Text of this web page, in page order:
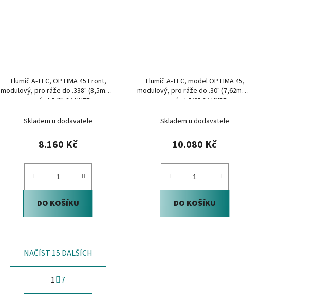
Tlumič A-TEC, OPTIMA 45 Front,
modulový, pro ráže do .338" (8,5mm),
na závit 5/8"-24 UNEF
Skladem u dodavatele
8.160 Kč
DO KOŠÍKU
Tlumič A-TEC, model OPTIMA 45,
modulový, pro ráže do .30" (7,62mm),
na závit 5/8"-24 UNEF
Skladem u dodavatele
10.080 Kč
DO KOŠÍKU
O
v
NAČÍST 15 DALŠÍCH
S
t
r
1 7